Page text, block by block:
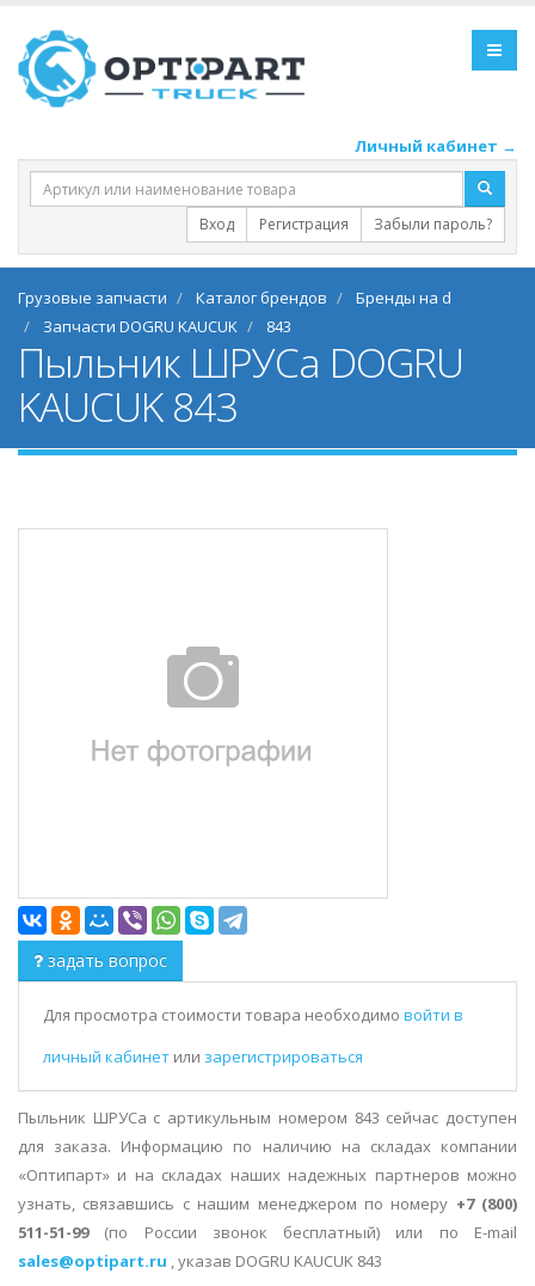
Личный кабинет →
Вход Регистрация Забыли пароль?
Грузовые запчасти Каталог брендов
Бренды на d
Запчасти DOGRU KAUCUK
843
Пыльник ШРУСа DOGRU
KAUCUK 843
задать вопрос
Для просмотра стоимости товара необходимо войти в
личный кабинет или зарегистрироваться
Пыльник ШРУСа с артикульным номером 843 сейчас доступен
для заказа. Информацию по наличию на складах компании
«Оптипарт» и на складах наших надежных партнеров можно
узнать, связавшись с нашим менеджером по номеру +7 (800)
511-51-99(по России звонок бесплатный) или по E-mail
sales@optipart.ru , указав DOGRU KAUCUK 843